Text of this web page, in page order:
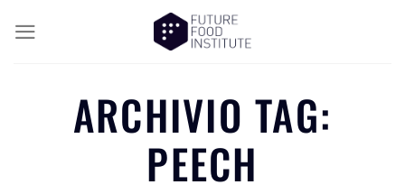
ARCHIVIO TAG:
PEECH